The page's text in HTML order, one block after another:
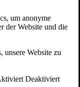
um anonyme
der Website und die
unsere Website zu
Deaktiviert